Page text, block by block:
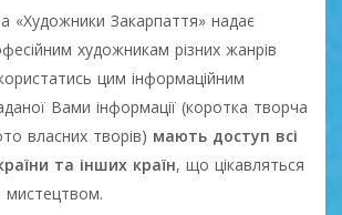
«Художники Закарпаття» надає
художникам різних жанрів
цим інформаційним
Вами інформації (коротка творча
власних творів) мають доступ всі
та інших країн, що цікавляться